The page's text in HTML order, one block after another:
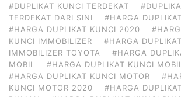
#DUPLIKAT KUNCI TERDEKAT
TERDEKAT DARI SINI
#HARGA
#HARGA DUPLIKAT KUNCI 2020
KUNCI IMMOBILIZER
#HARGA
IMMOBILIZER TOYOTA
#HARGA
MOBIL
#HARGA DUPLIKAT KUNCI
#HARGA DUPLIKAT KUNCI MOTOR
KUNCI MOTOR 2020
#HARGA